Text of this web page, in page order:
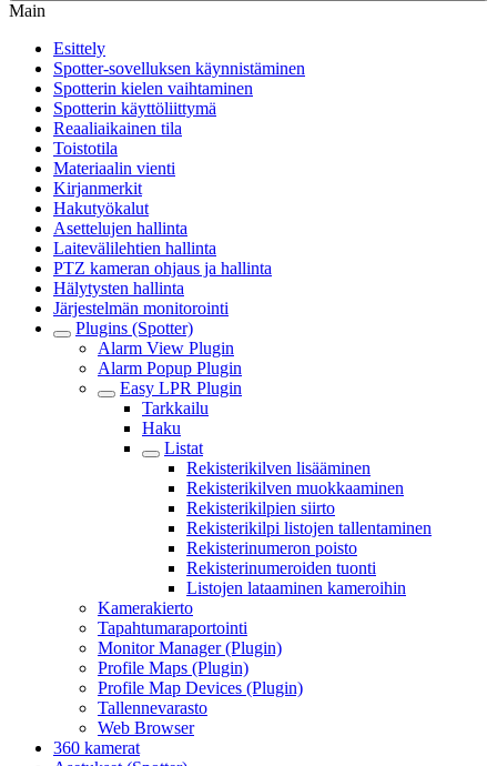
Main
Esittely
Spotter-sovelluksen käynnistäminen
Spotterin kielen vaihtaminen
Spotterin käyttöliittymä
Reaaliaikainen tila
Toistotila
Materiaalin vienti
Kirjanmerkit
Hakutyökalut
Asettelujen hallinta
Laitevälilehtien hallinta
PTZ kameran ohjaus ja hallinta
Hälytysten hallinta
Järjestelmän monitorointi
Plugins (Spotter)
Alarm View Plugin
Alarm Popup Plugin
Easy LPR Plugin
Tarkkailu
Haku
Listat
Rekisterikilven lisääminen
Rekisterikilven muokkaaminen
Rekisterikilpien siirto
Rekisterikilpi listojen tallentaminen
Rekisterinumeron poisto
Rekisterinumeroiden tuonti
Listojen lataaminen kameroihin
Kamerakierto
Tapahtumaraportointi
Monitor Manager (Plugin)
Profile Maps (Plugin)
Profile Map Devices (Plugin)
Tallennevarasto
Web Browser
360 kamerat